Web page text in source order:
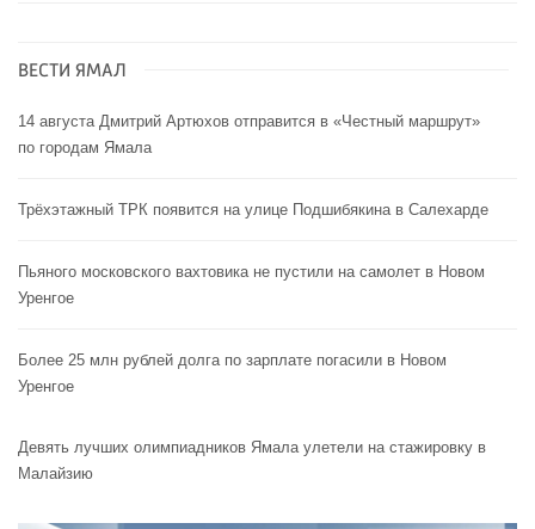
ВЕСТИ ЯМАЛ
14 августа Дмитрий Артюхов отправится в «Честный маршрут»
по городам Ямала
Трёхэтажный ТРК появится на улице Подшибякина в Салехарде
Пьяного московского вахтовика не пустили на самолет в Новом
Уренгое
Более 25 млн рублей долга по зарплате погасили в Новом
Уренгое
Девять лучших олимпиадников Ямала улетели на стажировку в
Малайзию